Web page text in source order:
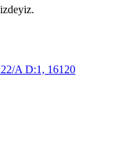
A D:1, 16120